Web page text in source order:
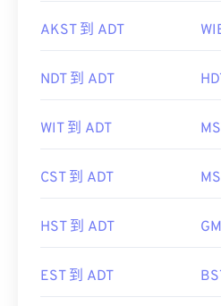
AKST 到 ADT
NDT 到 ADT
WIT 到 ADT
CST 到 ADT
HST 到 ADT
EST 到 ADT